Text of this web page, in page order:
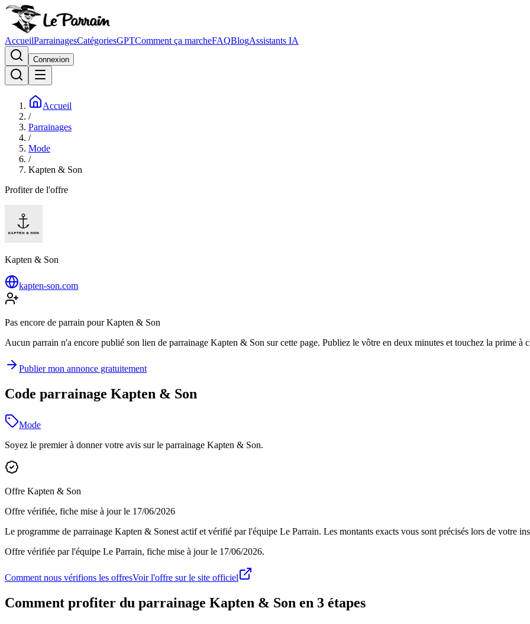
AccueilParrainagesCatégoriesGPTComment ça marcheFAQBlogAssistants IA
Connexion
Accueil
/
Parrainages
/
Mode
/
Kapten & Son
Profiter de l'offre
Kapten & Son
kapten-son.com
Pas encore de parrain pour Kapten & Son
Aucun parrain n'a encore publié son lien de parrainage Kapten & Son sur cette page. Publiez le vôtre en deux minutes et touchez la prime à
Publier mon annonce gratuitement
Code parrainage Kapten & Son
Mode
Soyez le premier à donner votre avis sur le parrainage Kapten & Son.
Offre Kapten & Son
Offre vérifiée, fiche mise à jour le 17/06/2026
Le programme de parrainage Kapten & Sonest actif et vérifié par l'équipe Le Parrain. Les montants exacts vous sont précisés lors de votre
Offre vérifiée par l'équipe Le Parrain, fiche mise à jour le 17/06/2026.
Comment nous vérifions les offresVoir l'offre sur le site officiel
Comment profiter du parrainage Kapten & Son en 3 étapes